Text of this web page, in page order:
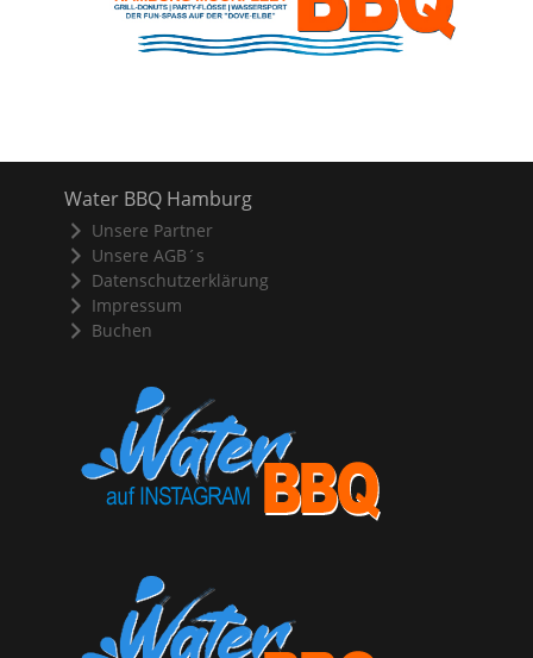
Water BBQ Hamburg
Unsere Partner
Unsere AGB´s
Datenschutzerklärung
Impressum
Buchen